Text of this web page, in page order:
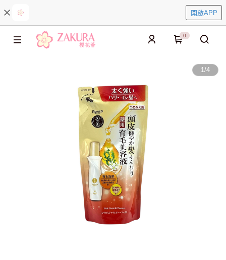
開啟APP
0
1/4